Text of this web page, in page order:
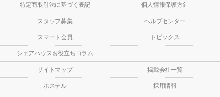
特定商取引法に基づく表記 個人情報保護方針
スタッフ募集 ヘルプセンター
スマート会員 トピックス
シェアハウスお役立ちコラム
サイトマップ 掲載会社一覧
ホステル 採用情報